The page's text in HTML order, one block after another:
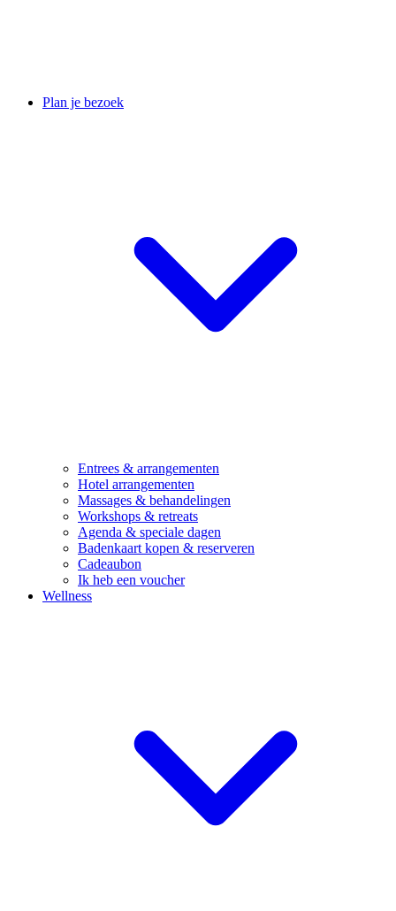
Plan je bezoek
Entrees & arrangementen
Hotel arrangementen
Massages & behandelingen
Workshops & retreats
Agenda & speciale dagen
Badenkaart kopen & reserveren
Cadeaubon
Ik heb een voucher
Wellness